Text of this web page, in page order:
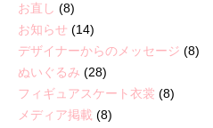
お直し (8)
お知らせ (14)
デザイナーからのメッセージ (8)
ぬいぐるみ (28)
フィギュアスケート衣裳 (8)
メディア掲載 (8)